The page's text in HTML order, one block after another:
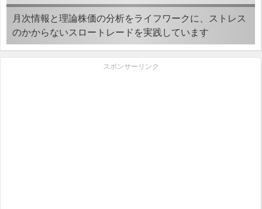
月次情報と理論株価の分析をライフワークに、ストレス
のかからないスロートレードを実践しています
スポンサーリンク